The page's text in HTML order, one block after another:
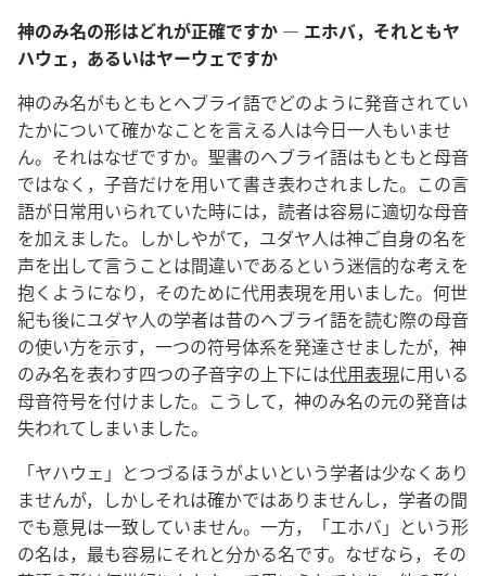
神のみ名の形はどれが正確ですか ― エホバ，それともヤ
ハウェ，あるいはヤーウェですか
神のみ名がもともとヘブライ語でどのように発音されてい
たかについて確かなことを言える人は今日一人もいませ
ん。それはなぜですか。聖書のヘブライ語はもともと母音
ではなく，子音だけを用いて書き表わされました。この言
語が日常用いられていた時には，読者は容易に適切な母音
を加えました。しかしやがて，ユダヤ人は神ご自身の名を
声を出して言うことは間違いであるという迷信的な考えを
抱くようになり，そのために代用表現を用いました。何世
紀も後にユダヤ人の学者は昔のヘブライ語を読む際の母音
の使い方を示す，一つの符号体系を発達させましたが，神
のみ名を表わす四つの子音字の上下には代用表現に用いる
母音符号を付けました。こうして，神のみ名の元の発音は
失われてしまいました。
「ヤハウェ」とつづるほうがよいという学者は少なくあり
ませんが，しかしそれは確かではありませんし，学者の間
でも意見は一致していません。一方，「エホバ」という形
の名は，最も容易にそれと分かる名です。なぜなら，その